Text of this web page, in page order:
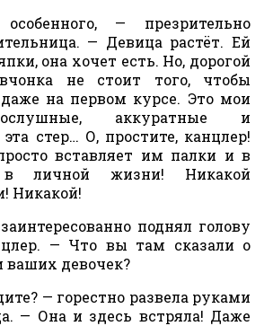
— презрительно
— Девица растёт. Ей
она хочет есть. Но, дорогой
не стоит того, чтобы
даже на первом курсе. Это мои
аккуратные и
стер… О, простите, канцлер!
вставляет им палки и в
личной жизни! Никакой
Никакой!
поднял голову
— Что вы там сказали о
девочек?
— горестно развела руками
— Она и здесь встряла! Даже